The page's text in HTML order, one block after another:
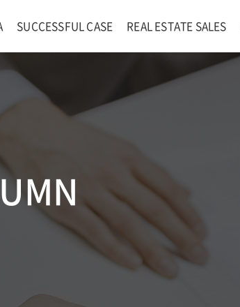
SUCCESSFUL CASE REAL ESTATE SALES